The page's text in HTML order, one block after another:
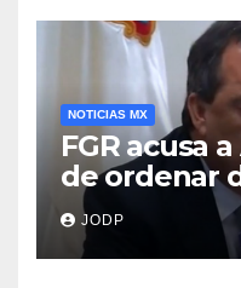
NOTICIAS MX
FGR acusa
de ordenar
clave del
JODP